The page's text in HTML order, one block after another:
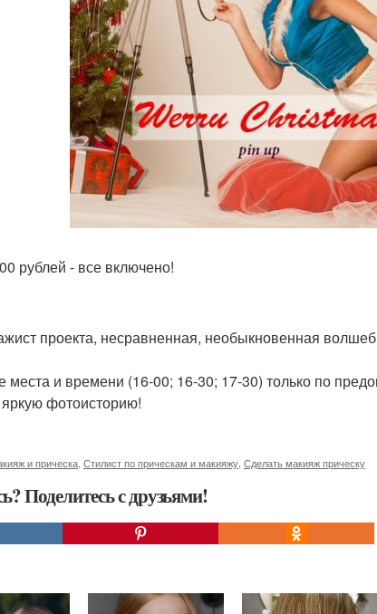
рублей - все включено!
проекта, несравненная, необыкновенная
места и времени (16-00; 16-30; 17-30) только по
фотоисторию!
и прическа Стилист по прическам и макияжу Сделать макияж прическу
Поделитесь с друзьями!